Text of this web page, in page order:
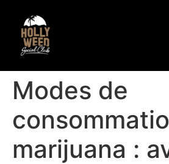
Modes de
marijuana :